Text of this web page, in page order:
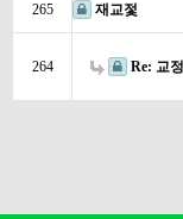
265 재교젗
264 Re: 교